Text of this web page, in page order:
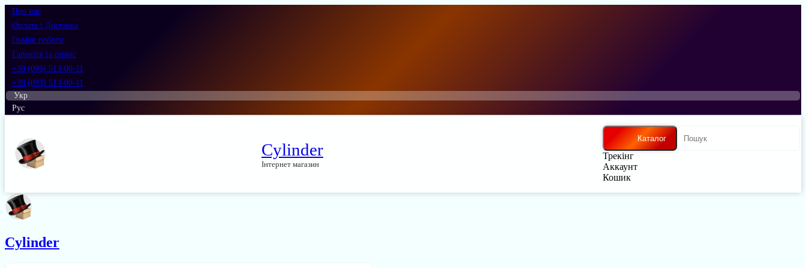
Про нас
Оплата і Доставка
Графік роботи
Гарантія та сервіс
+38 (095) 513-00-11
+38 (093) 513-00-11
Укр
Рус
Cylinder
Інтернет магазин
Каталог
Трекінг
Аккаунт
Кошик
Cylinder